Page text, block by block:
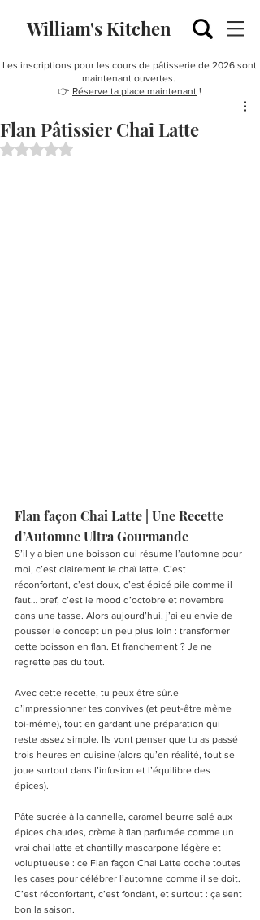
William's Kitchen
Les inscriptions pour les cours de pâtisserie de 2026 sont
maintenant ouvertes.
👉 Réserve ta place maintenant !
Flan Pâtissier Chai Latte
Noté NaN étoiles sur 5.
Flan façon Chai Latte | Une Recette
d’Automne Ultra Gourmande
S’il y a bien une boisson qui résume l’automne pour
moi, c’est clairement le chaï latte. C’est
réconfortant, c’est doux, c’est épicé pile comme il
faut… bref, c’est le mood d’octobre et novembre
dans une tasse. Alors aujourd’hui, j’ai eu envie de
pousser le concept un peu plus loin : transformer
cette boisson en flan. Et franchement ? Je ne
regrette pas du tout.
Avec cette recette, tu peux être sûr.e
d’impressionner tes convives (et peut-être même
toi-même), tout en gardant une préparation qui
reste assez simple. Ils vont penser que tu as passé
trois heures en cuisine (alors qu’en réalité, tout se
joue surtout dans l’infusion et l’équilibre des
épices).
Pâte sucrée à la cannelle, caramel beurre salé aux
épices chaudes, crème à flan parfumée comme un
vrai chai latte et chantilly mascarpone légère et
voluptueuse : ce Flan façon Chai Latte coche toutes
les cases pour célébrer l’automne comme il se doit.
C’est réconfortant, c’est fondant, et surtout : ça sent
bon la saison.